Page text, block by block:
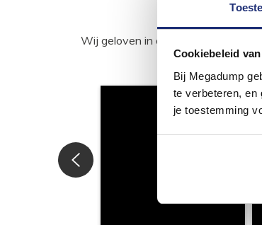
Cookiebeleid
Bij Megadump
te verbeteren, en
je toestemming
Wij geloven in de kracht van